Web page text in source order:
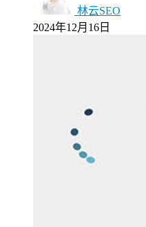
林云SEO
2024年12月16日